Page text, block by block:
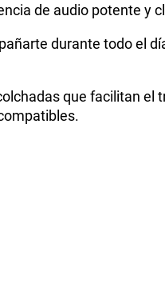
de audio potente y
durante todo el
que facilitan el